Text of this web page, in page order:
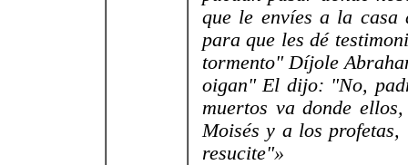
que le envíes a la casa
para que les dé
tormento" Díjole
oigan" El dijo: "No,
muertos va donde
Moisés y a los profetas,
resucite"»